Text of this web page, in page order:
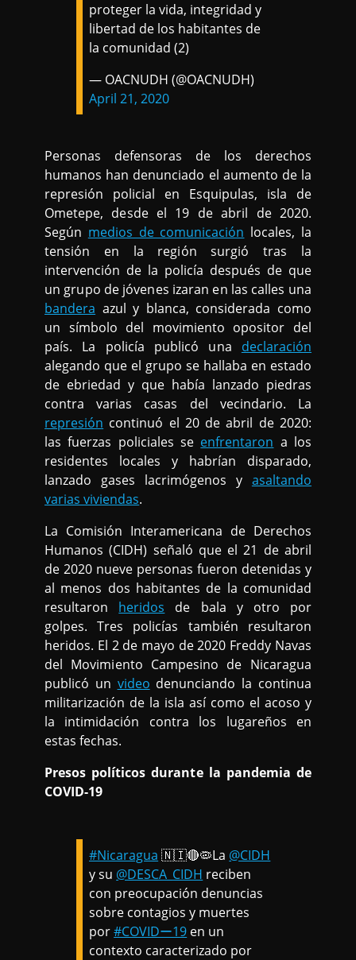
proteger la vida, integridad y
libertad de los habitantes de
la comunidad (2)
— OACNUDH (@OACNUDH)
April 21, 2020
Personas defensoras de los derechos
humanos han denunciado el aumento de la
represión policial en Esquipulas, isla de
Ometepe, desde el 19 de abril de 2020.
Según medios de comunicación locales, la
tensión en la región surgió tras la
intervención de la policía después de que
un grupo de jóvenes izaran en las calles una
bandera azul y blanca, considerada como
un símbolo del movimiento opositor del
país. La policía publicó una declaración
alegando que el grupo se hallaba en estado
de ebriedad y que había lanzado piedras
contra varias casas del vecindario. La
represión continuó el 20 de abril de 2020:
las fuerzas policiales se enfrentaron a los
residentes locales y habrían disparado,
lanzado gases lacrimógenos y asaltando
varias viviendas.
La Comisión Interamericana de Derechos
Humanos (CIDH) señaló que el 21 de abril
de 2020 nueve personas fueron detenidas y
al menos dos habitantes de la comunidad
resultaron heridos de bala y otro por
golpes. Tres policías también resultaron
heridos. El 2 de mayo de 2020 Freddy Navas
del Movimiento Campesino de Nicaragua
publicó un video denunciando la continua
militarización de la isla así como el acoso y
la intimidación contra los lugareños en
estas fechas.
Presos políticos durante la pandemia de
COVID-19
#Nicaragua 🇳🇮🔴🦠La @CIDH
y su @DESCA_CIDH reciben
con preocupación denuncias
sobre contagios y muertes
por#COVIDー19 en un
contexto caracterizado por